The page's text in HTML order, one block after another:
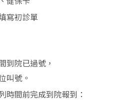
寫初診單
到院已過號，
叫號。
時間前完成到院報到：